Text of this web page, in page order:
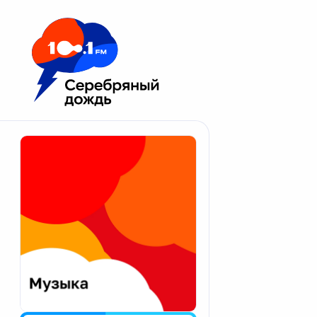
Москва 100.1 FM
Апатиты
Екатеринбург
Калининград
Калуга